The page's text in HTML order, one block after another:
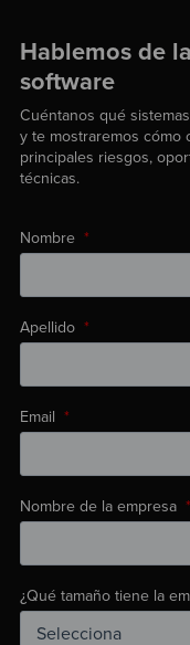
Hablemos de
software
Cuéntanos qué
y te mostraremos cómo
principales riesgos,
técnicas.
Nombre *
Apellido *
Email *
Nombre de la empresa *
¿Qué tamaño tiene la